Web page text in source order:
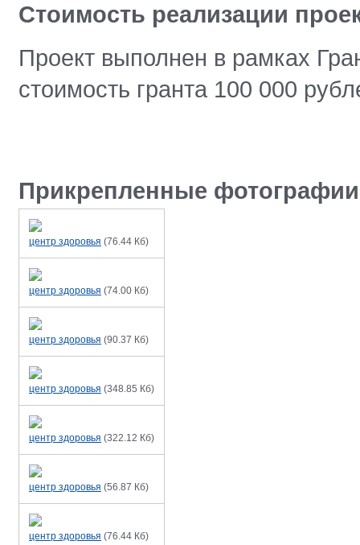
Стоимость реализации
Проект выполнен в рамках
стоимость гранта 100 000
Прикрепленные
центр здоровья (76.44 Кб)
центр здоровья (74.00 Кб)
центр здоровья (90.37 Кб)
центр здоровья (348.85 Кб)
центр здоровья (322.12 Кб)
центр здоровья (56.87 Кб)
центр здоровья (76.44 Кб)